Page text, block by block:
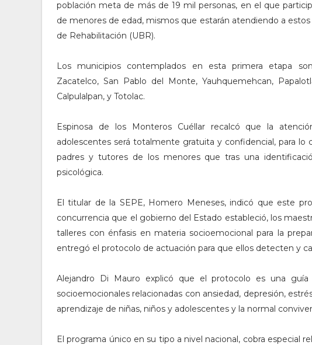
población meta de más de 19 mil personas, en el que
de menores de edad, mismos que estarán atendiendo a
de Rehabilitación (UBR).
Los municipios contemplados en esta primera etapa
Zacatelco, San Pablo del Monte, Yauhquemehcan,
Calpulalpan, y Totolac.
Espinosa de los Monteros Cuéllar recalcó que la
adolescentes será totalmente gratuita y confidencial, para lo
padres y tutores de los menores que tras una
psicológica.
El titular de la SEPE, Homero Meneses, indicó que este
concurrencia que el gobierno del Estado estableció, los
talleres con énfasis en materia socioemocional para la
entregó el protocolo de actuación para que ellos detecten y
Alejandro Di Mauro explicó que el protocolo es una
socioemocionales relacionadas con ansiedad, depresión,
aprendizaje de niñas, niños y adolescentes y la normal
El programa único en su tipo a nivel nacional, cobra especial